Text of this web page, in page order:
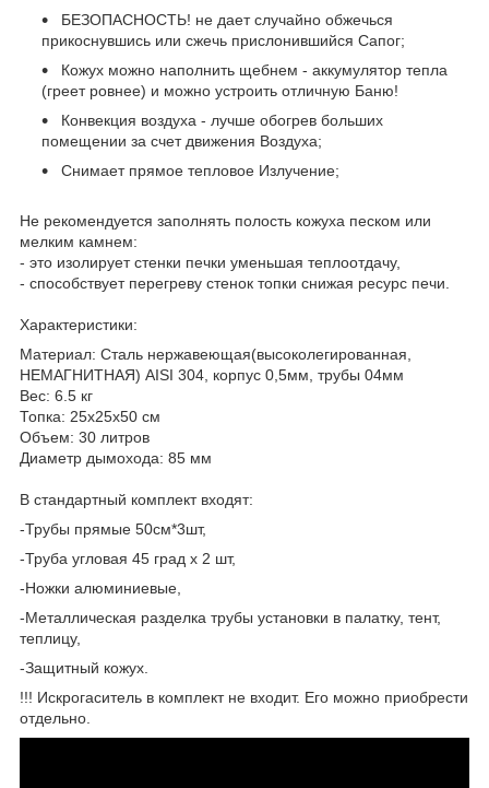
БЕЗОПАСНОСТЬ! не дает случайно обжечься
прикоснувшись или сжечь прислонившийся Сапог;
Кожух можно наполнить щебнем - аккумулятор тепла
(греет ровнее) и можно устроить отличную Баню!
Конвекция воздуха - лучше обогрев больших
помещении за счет движения Воздуха;
Снимает прямое тепловое Излучение;
Не рекомендуется заполнять полость кожуха песком или
мелким камнем:
- это изолирует стенки печки уменьшая теплоотдачу,
- способствует перегреву стенок топки снижая ресурс печи.
Характеристики:
Материал: Сталь нержавеющая(высоколегированная,
НЕМАГНИТНАЯ) AISI 304, корпус 0,5мм, трубы 04мм
Вес: 6.5 кг
Топка: 25х25х50 см
Объем: 30 литров
Диаметр дымохода: 85 мм
В стандартный комплект входят:
-Трубы прямые 50см*3шт,
-Труба угловая 45 град х 2 шт,
-Ножки алюминиевые,
-Металлическая разделка трубы установки в палатку, тент,
теплицу,
-Защитный кожух.
!!! Искрогаситель в комплект не входит. Его можно приобрести
отдельно.